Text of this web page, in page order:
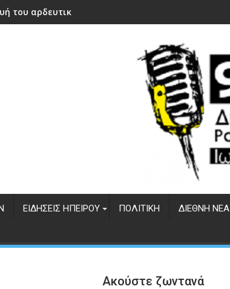
του αρδευτικού φράγματος Αώου
ΕΙΔΉΣΕΙΣ ΗΠΕΊΡΟΥ ΠΟΛΙΤΙΚΉ ΔΙΕΘΝΉ ΝΈΑ
Ακούστε ζωντανά